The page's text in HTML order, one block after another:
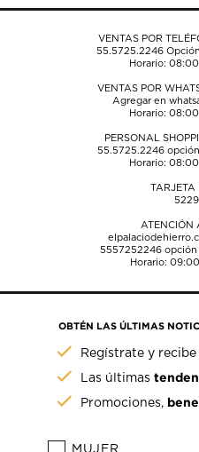
VENTAS POR
55.5725.2246
Horario:
VENTAS POR
Agregar en
Horario:
PERSONAL
55.5725.2246opción
Horario:
TARJETA
ATENCIÓN
5557252246opción
Horario:
OBTÉN LAS ÚLTIMAS
Regístrate y
Las últimas
Promociones,